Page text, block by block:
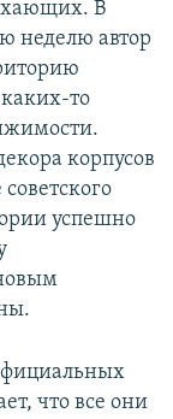
В
неделю автор
то
корпусов
успешно
что все они